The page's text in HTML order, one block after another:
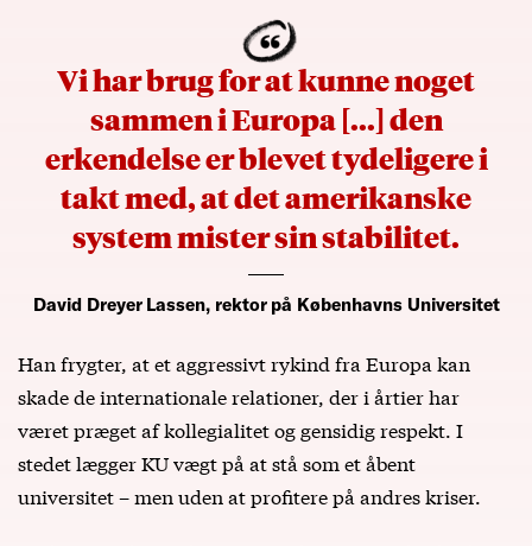
Vi har brug for at kunne noget
sammen i Europa [...] den
erkendelse er blevet tydeligere i
takt med, at det amerikanske
system mister sin stabilitet.
David Dreyer Lassen, rektor på Københavns Universitet
Han frygter, at et aggressivt rykind fra Europa kan
skade de internationale relationer, der i årtier har
været præget af kollegialitet og gensidig respekt. I
stedet lægger KU vægt på at stå som et åbent
universitet – men uden at profitere på andres kriser.